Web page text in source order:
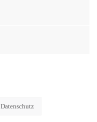
Datenschutz